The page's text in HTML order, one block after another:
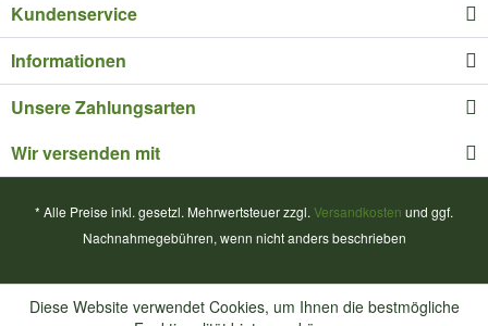
Kundenservice
Informationen
Unsere Zahlungsarten
Wir versenden mit
* Alle Preise inkl. gesetzl. Mehrwertsteuer zzgl. Versandkosten und ggf.
Nachnahmegebühren, wenn nicht anders beschrieben
Diese Website verwendet Cookies, um Ihnen die bestmögliche